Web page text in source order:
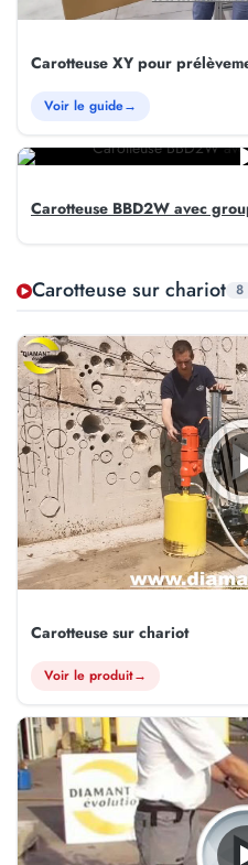
Carotteuse XY pour
Voir le guide→
Carotteuse BBD2W avec
Carotteuse sur chariot 8
Carotteuse sur chariot
Voir le produit→